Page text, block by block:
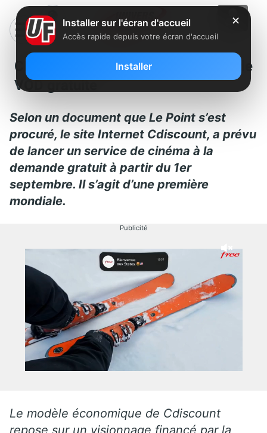
CDiscount va proposer une offre de
VOD gratuite
Selon un document que Le Point s’est
procuré, le site Internet Cdiscount, a prévu
de lancer un service de cinéma à la
demande gratuit à partir du 1er
septembre. Il s’agit d’une première
mondiale.
Publicité
Le modèle économique de Cdiscount
repose sur un visionnage financé par la
✕
Installer sur l'écran d'accueil
Accès rapide depuis votre écran d'accueil
Installer